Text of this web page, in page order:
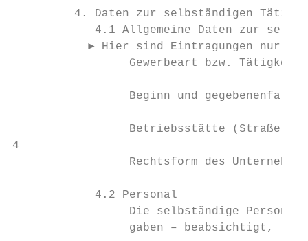
4. Daten zur selbständigen
4.1 Allgemeine Daten zur
► Hier sind Eintragungen nur
                 Gewerbeart bzw. Tätigkeit
Beginn und gegebenenfalls
Betriebsstätte (Straße,
4
Rechtsform des
            4.2 Personal
Die selbständige Person
gaben – beabsichtigt,